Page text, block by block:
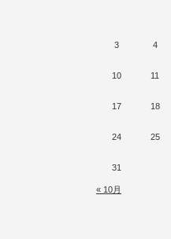
3 4
10 11
17 18
24 25
31
« 10月